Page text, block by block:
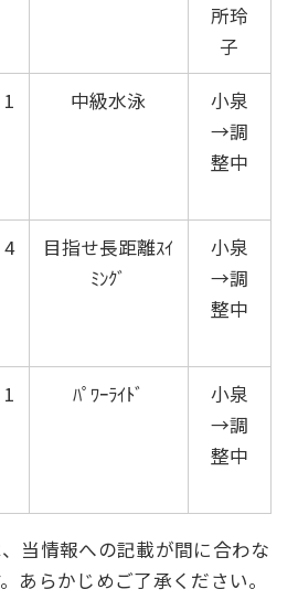
所玲
子
中級水泳
小泉
→調
整中
4
目指せ長距離ｽｲ
ﾐﾝｸﾞ
小泉
→調
整中
ﾊﾟﾜｰﾗｲﾄﾞ
小泉
→調
整中
当情報への記載が間に合わな
あらかじめご了承ください。